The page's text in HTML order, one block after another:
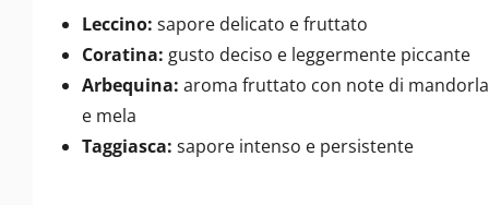
Leccino: sapore delicato e fruttato
Coratina: gusto deciso e leggermente piccante
Arbequina: aroma fruttato con note di mandorla
e mela
Taggiasca: sapore intenso e persistente